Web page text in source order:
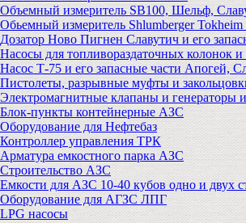
Объемный измеритель SB100, Шельф,
Обьемный измеритель Shlumberger Tokheim
Дозатор Ново Пигнен Славутич и его
Насосы для топливораздаточных колонок и
Насос Т-75 и его запасные части Апогей,
Пистолеты, разрывные муфты и
Электромагнитные клапаны и генераторы
Блок-пункты контейнерные АЗС
Оборудование для Нефтебаз
Контроллер управления ТРК
Арматура емкостного парка АЗС
Строительство АЗС
Емкости для АЗС 10-40 кубов одно и двух
Оборудование для АГЗС ЛПГ
LPG насосы